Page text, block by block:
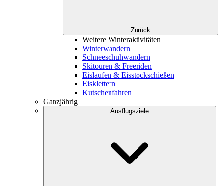
Zurück
Weitere Winteraktivitäten
Winterwandern
Schneeschuhwandern
Skitouren & Freeriden
Eislaufen & Eisstockschießen
Eisklettern
Kutschenfahren
Ganzjährig
Ausflugsziele